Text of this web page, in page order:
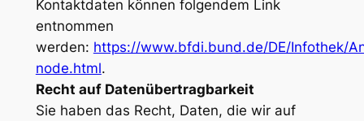
Kontaktdaten können folgendem Link
entnommen
werden: https://www.bfdi.bund.de/DE/Infothek/
node.html.
Recht auf Datenübertragbarkeit
Sie haben das Recht, Daten, die wir auf